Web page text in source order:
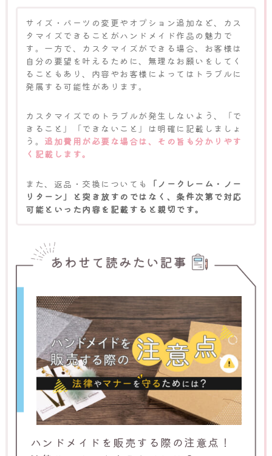
サイズ・パーツの変更やオプション追加など、カス
タマイズできることがハンドメイド作品の魅力で
す。一方で、カスタマイズができる場合、お客様は
自分の要望を叶えるために、無理なお願いをしてく
ることもあり、内容やお客様によってはトラブルに
発展する可能性があります。
カスタマイズでのトラブルが発生しないよう、「で
きること」「できないこと」は明確に記載しましょ
う。 追加費用が必要な場合は、その旨も分かりやす
く記載します。
また、返品・交換についても
「ノークレーム・ノー
リターン」と突き放すのではなく、条件次第で対応
可能といった内容を記載すると親切です。
ハンドメイドを販売する際の注意点！